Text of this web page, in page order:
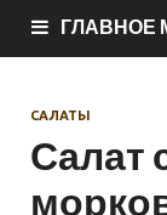
ГЛАВНОЕ
САЛАТЫ
Салат